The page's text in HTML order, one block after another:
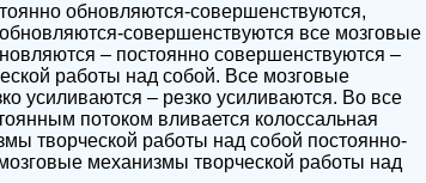
обновляются-совершенствуются,
совершенствуются все мозговые
– постоянно совершенствуются –
работы над собой. Все мозговые
усиливаются – резко усиливаются. Во все
потоком вливается колоссальная
творческой работы над собой постоянно-
механизмы творческой работы над